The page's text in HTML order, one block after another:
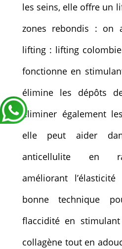
les seins, elle offre un
zones rebondis : on
lifting : lifting
fonctionne en
élimine les dépôts
éliminer également
elle peut aider
anticellulite en
améliorant
bonne technique
flaccidité en
collagène tout en